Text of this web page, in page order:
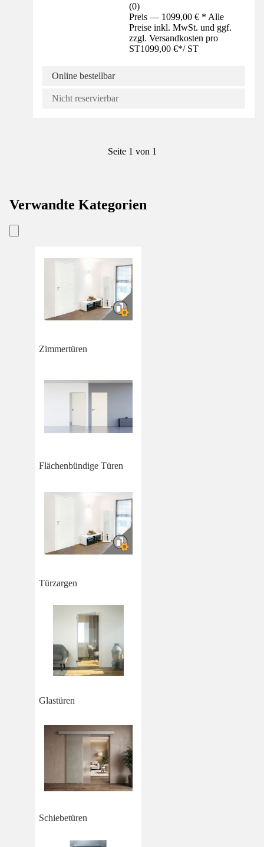
(0)
Preis — 1099,00 € * Alle
Preise inkl. MwSt. und ggf.
zzgl. Versandkosten pro
ST1099,00 €*/ ST
Online bestellbar
Nicht reservierbar
Seite 1 von 1
Verwandte Kategorien
Zimmertüren
Flächenbündige Türen
Türzargen
Glastüren
Schiebetüren